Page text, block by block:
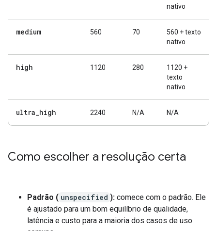
nativo
medium 560 70
560 + texto
nativo
high 1120 280
1120 +
texto
nativo
ultra_high 2240 N/A N/A
Como escolher a resolução certa
Padrão ( unspecified ): comece com o padrão. Ele
é ajustado para um bom equilíbrio de qualidade,
latência e custo para a maioria dos casos de uso